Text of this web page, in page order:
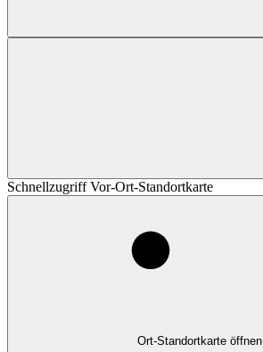
Schnellzugriff Vor-Ort-Standortkarte
Ort-Standortkarte öffnen